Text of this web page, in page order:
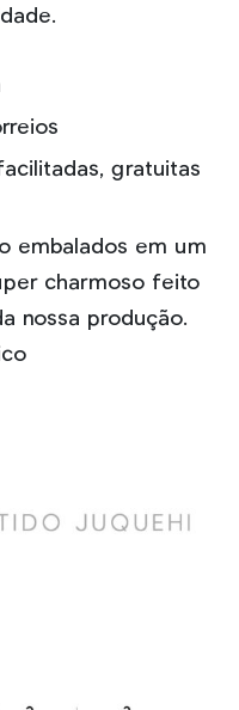
gratuitas
embalados em um
charmoso feito
nossa produção.